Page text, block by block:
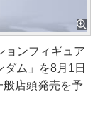
ンフィギュア
ダム」を8月1日
店頭発売を予